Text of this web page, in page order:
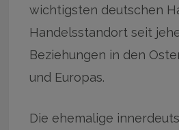
wichtigsten deutschen
Handelsstandort seit
Beziehungen in den
und Europas.
Die ehemalige